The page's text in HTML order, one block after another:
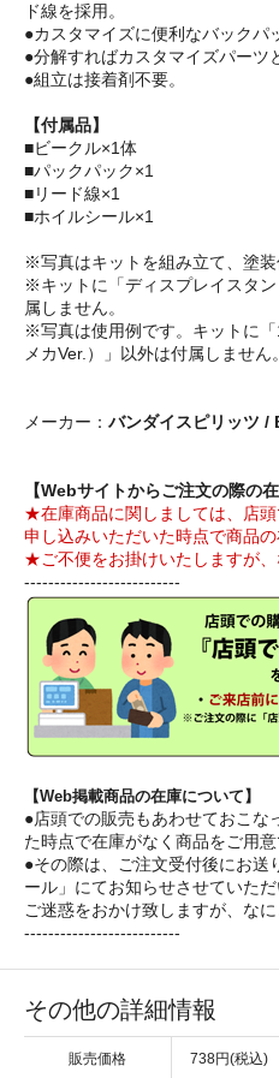
ド線を採用。
●カスタマイズに便利なバックパ
●分解すればカスタマイズパーツ
●組立は接着剤不要。
【付属品】
■ビークル×1体
■パックパック×1
■リード線×1
■ホイルシール×1
※写真はキットを組み立て、塗装
※キットに「ディスプレイスタ
属しません。
※写真は使用例です。キットに
メカVer.）」以外は付属しません。
メーカー： バンダイスピリッツ /
【Webサイトからご注文の際の
★在庫商品に関しましては、店
申し込みいただいた時点で商品
★ご不便をお掛けいたしますが、
--------------------------
【Web掲載商品の在庫について】
●店頭での販売もあわせておこな
た時点で在庫がなく商品をご用
●その際は、ご注文受付後にお送
ール」にてお知らせさせていただ
ご迷惑をおかけ致しますが、なに
--------------------------
その他の詳細情報
販売価格 738円(税込)